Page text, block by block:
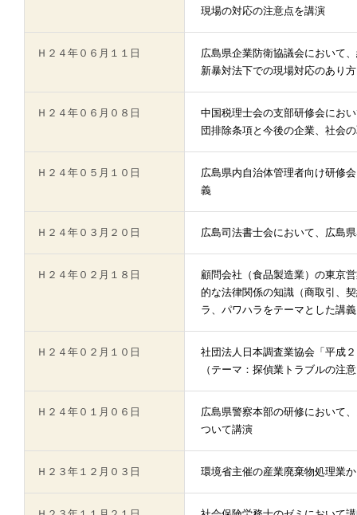
現場の対応の注意点を講演
Ｈ２４年０６月１１日
広島県企業防衛協議会において
新暴対法下での現場対応のあり
Ｈ２４年０６月０８日
中国税理士会の支部研修会にお
団排除条項と今後の企業、社会
Ｈ２４年０５月１０日
広島県内自治体管理者向け研修
義
Ｈ２４年０３月２０日 広島司法書士会において、広島
Ｈ２４年０２月１８日
顧問会社（食品製造業）の東京
的な法律関係の知識（商取引、
ラ、パワハラをテーマとした講
Ｈ２４年０２月１０日
社団法人日本調査業協会「平成
（テーマ：探偵業トラブルの注
Ｈ２４年０１月０６日
広島県警察本部の研修において
ついて講演
Ｈ２３年１２月０３日 環境省主催の産業廃棄物処理業